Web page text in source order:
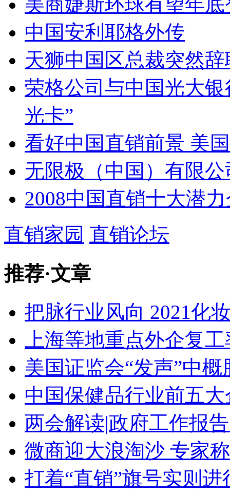
美商婕斯环球有望年
中国安利耶格外传
天狮中国区总裁突然
荣格公司与中国光大
光卡”
看好中国直销前景 美
无限极（中国）有限
2008中国直销十大潜
直销家园 直销论坛
推荐·文章
把脉行业风向 2021化
上海等地重点外企复
美国证监会“发声”中
中国保健品行业前五
两会解读|政府工作报
微商迎大浪淘沙 专家
打着“直销”旗号实则